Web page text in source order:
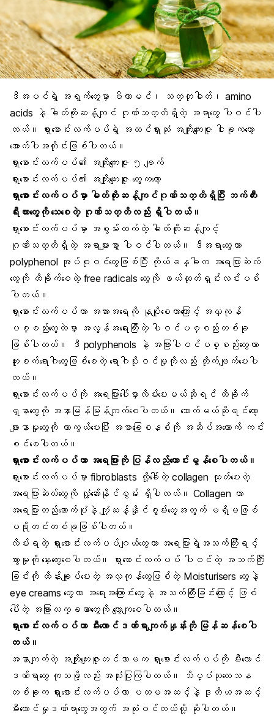
ဒီအပင်ရဲ့ အရွက်တွေမှာ ဗီတာမင်၊ သတ္တုဓါတ်၊ amino
acids နဲ့ ဓါတ်တိုးဆန့်ကျင် ဂုဏ်သတ္တိရှိတဲ့ အရာတွေ ပါဝင်ပါ
တယ်။ ရှားစောင်းလက်ပပ်ရဲ့ အထင်ရှားဆုံး အကျိုးကျေးဇူး ငါးခုကတော့
အောက်ပါအတိုင်းဖြစ်ပါတယ်။
ရှားစောင်းလက်ပပ်၏ အကျိုးကျေးဇူး ၅ ချက်
ရှားစောင်းလက်ပပ်၏ အကျိုးကျေးဇူး တွေကတော့
ရှားစောင်းလက်ပပ်မှာ ဓါတ်တိုးဆန့်ကျင်ဂုဏ်သတ္တိရှိပြီး ဘက်တီး
ရီးယားတွေကို သေစေတဲ့ ဂုဏ်သတ္တိလည်း ရှိပါတယ်။
ရှားစောင်းလက်ပပ်မှာ အစွမ်းထက်တဲ့ ဓါတ်တိုးဆန့်ကျင့်
ဂုဏ်သတ္တိရှိတဲ့ အရာများစွာ ပါဝင်ပါတယ်။ ဒီအရာတွေဟာ
polyphenol အုပ်စုဝင်တွေဖြစ်ပြီး ကိုယ်ခန္ဓါက အရေပြားဆဲလ်
တွေကို ထိခိုက်စေတဲ့ free radicals တွေကို ဖယ်ထုတ်ရှင်းလင်းပစ်
ပါတယ်။
ရှားစောင်းလက်ပပ်ဟာ အသားအရေကိုနုပျိုစေတာကြောင့် အလှကုန်
ပစ္စည်းတွေထဲမှာ အလွန်အရေးကြီးတဲ့ ပါဝင်ပစ္စည်းတစ်ခု
ဖြစ်ပါတယ်။ ဒီ polyphenols နဲ့ အခြားပါဝင်ပစ္စည်းတွေဟာ
ကူးစက်ရောဂါတွေဖြစ်စေတဲ့ ရောဂါပိုးဝင်မှု ကိုလည်း တိုက်ဖျက်ပေးပါ
တယ်။
ရှားစောင်းလက်ပပ်ကို အရေပြားပေါ်မှာလိမ်းပေးမယ်ဆိုရင် ထိခိုက်
ရှနာတွေကို အနာမြန်မြန်ကျက်စေပါတယ်။ သောက်မယ်ဆိုရင်တော့
ဖျားနာမှုတွေကို ကာကွယ်ပေးပြီး အစာခြေစနစ်ကိုအဆိပ်အတောက် ကင်း
စင်စေပါတယ်။
ရှားစောင်းလက်ပပ်ဟာ အရေပြားကို ပြန်လည်ကောင်းမွန်စေပါတယ်။
ရှားစောင်းလက်ပပ်မှာ fibroblasts လို့ခေါ်တဲ့ collagen ထုတ်ပေးတဲ့
အရေပြားဆဲလ်တွေ ကို လှုံ့ဆော်နိုင်စွမ်း ရှိပါတယ်။ Collagen ဟာ
အရေပြားတည်ဆောက်ပုံနဲ့ ကျုံ့ဆန့်နိုင်စွမ်းတွေအတွက် မရှိမဖြစ်
ပရိုတင်းတစ်ခုဖြစ်ပါတယ်။
လိမ်းရတဲ့ ရှားစောင်းလက်ပပ်ဂျယ်တွေဟာ အရေပြားရဲ့အသက်ကြီးရင့်
သွားမှုကို နှေးကွေးစေပါတယ်။ ရှားစောင်းလက်ပပ် ပါဝင်တဲ့ အသက်ကြီး
ခြင်းကို ထိန်းချုပ်ပေးတဲ့ အလှကုန်တွေဖြစ်တဲ့ Moisturisers တွေနဲ့
eye creams တွေဟာ အရေးအကြောင်းတွေနဲ့ အသက်ကြီးခြင်းကြောင့် ဖြစ်
ပေါ်တဲ့ အခြားလက္ခဏာတွေကို လျော့ကျစေပါတယ်။
ရှားစောင်းလက်ပပ်ဟာ မီးလောင်ဒဏ်ရာကျက်နှုန်းကို မြန်ဆန်စေပါ
တယ်။
အနာကျက်တဲ့ အကျိုးကျေးဇူးတင်သာမက ရှားစောင်းလက်ပပ်ကို မီးလောင်
ဒဏ်ရာတွေ ကုသဖို့လည်း အသုံးပြုကြပါတယ်။ သိပ္ပံသုတေသန
တစ်ခုက ရှားစောင်းလက်ပပ်ဟာ ပထမအဆင့်နဲ့ ဒုတိယအဆင့်
မီးလောင်မှုဒဏ်ရာတွေအတွက် အသုံးဝင်တယ်လို့ ဆိုပါတယ်။